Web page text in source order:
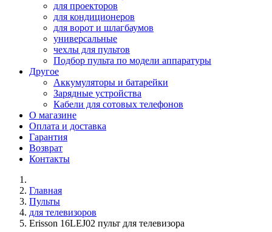
для проекторов
для кондиционеров
для ворот и шлагбаумов
универсальные
чехлы для пультов
Подбор пульта по модели аппаратуры
Другое
Аккумуляторы и батарейки
Зарядные устройства
Кабели для сотовых телефонов
О магазине
Оплата и доставка
Гарантия
Возврат
Контакты
Главная
Пульты
для телевизоров
Erisson 16LEJ02 пульт для телевизора